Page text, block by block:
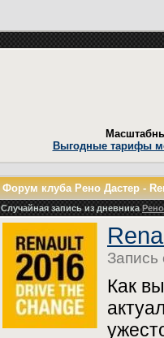
Выгодные тарифы
Форум клуба Рено Дастер -
Случайная запись из дневника
Запись
Как